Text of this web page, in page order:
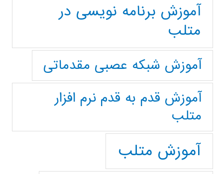
آموزش برنامه نویسی در
متلب
آموزش شبکه عصبی مقدماتی
آموزش قدم به قدم نرم افزار
متلب
آموزش متلب